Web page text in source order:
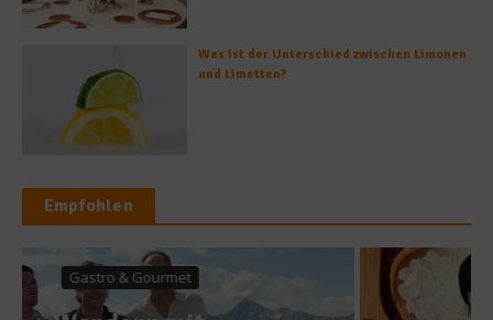
Was ist der Unterschied zwischen Limonen
und Limetten?
Empfohlen
Richtig frühstücken